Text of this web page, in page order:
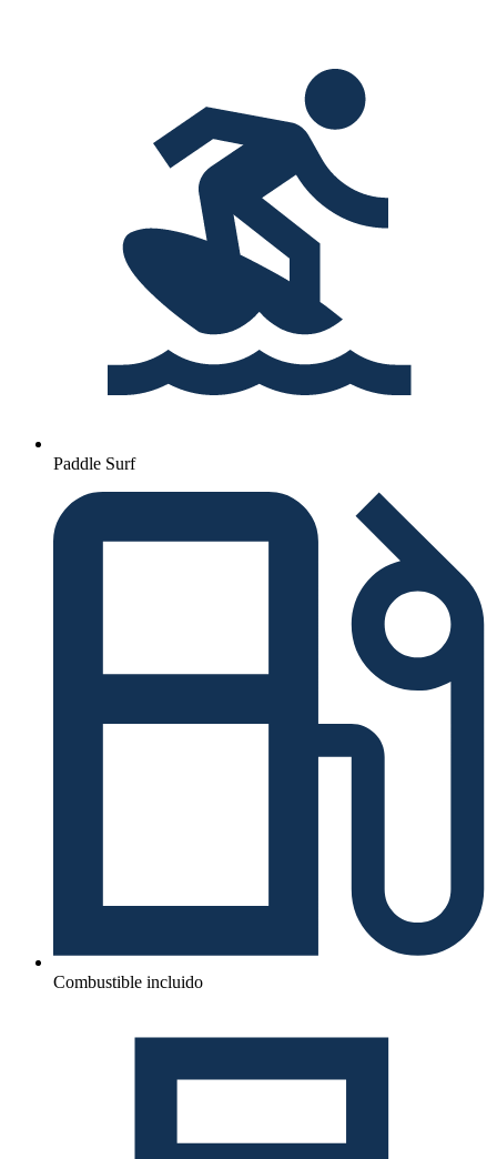
Paddle Surf
Combustible incluido